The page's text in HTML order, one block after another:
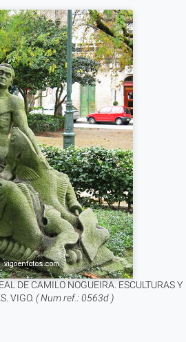
DE CAMILO NOGUEIRA. ESCULTURAS Y
VIGO. ( Num ref.: 0563d )